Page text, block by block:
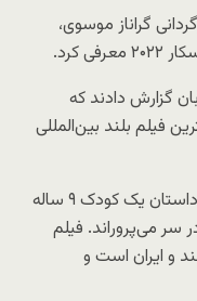
گراناز موسوی،
کرد.
گزارش دادند که
فیلم بلند بین‌المللی
این فیلم که در افغانستان ساخته شده، داستان یک کودک ۹ ساله
سر می‌پروراند. فیلم
و ایران است و